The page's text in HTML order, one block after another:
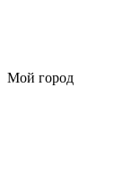
Мой город